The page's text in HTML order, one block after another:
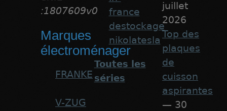
:1807609v0
Marques
électroménager
FRANKE
V-ZUG
france
destockage
nikolatesla
Toutes les
séries
juillet
2026
Top des
plaques
de
cuisson
aspirantes
— 30